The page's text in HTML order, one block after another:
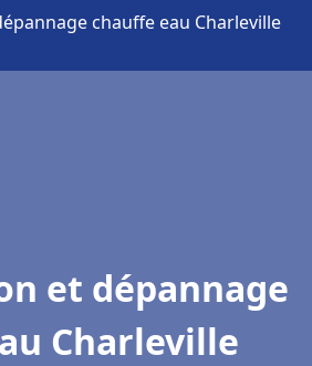
chauffe eau Charleville
et dépannage
Charleville